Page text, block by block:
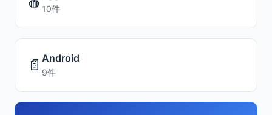
10件
📄 Android
9件